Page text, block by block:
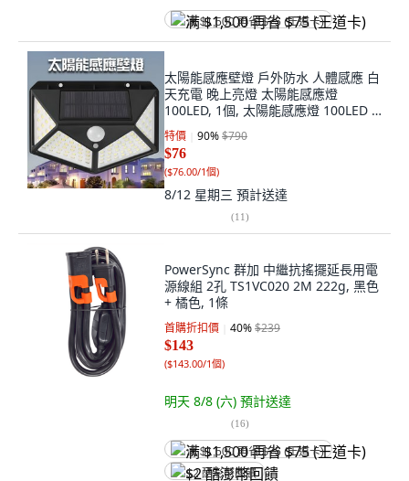
满 $1,500 再省 $75 (王道卡)
太陽能感應壁燈 戶外防水 人體感應 白
天充電 晚上亮燈 太陽能感應燈
100LED, 1個, 太陽能感應燈 100LED 1
入
特價 90%$790
$76
($76.00/1個)
8/12 星期三 預計送達
(11)
PowerSync 群加 中繼抗搖擺延長用電
源線組 2孔 TS1VC020 2M 222g, 黑色
+ 橘色, 1條
首購折扣價 40%$239
$143
($143.00/1個)
明天 8/8 (六) 預計送達
(16)
满 $1,500 再省 $75 (王道卡)
$2 酷澎幣回饋